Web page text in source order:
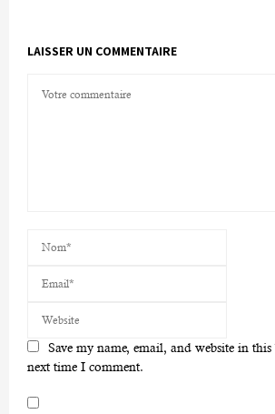
LAISSER UN COMMENTAIRE
Save my name, email, and website in
next time I comment.